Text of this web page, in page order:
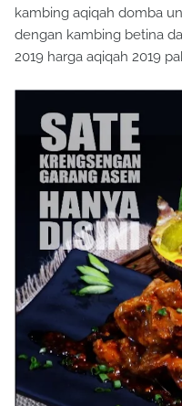
kambing aqiqah domba
dengan kambing betina
2019 harga aqiqah 2019